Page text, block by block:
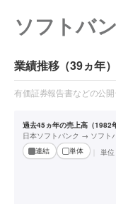
ソフトバ
業績推移（39ヵ年
有価証券報告書などの公
過去45ヵ年の売上高（1982
日本ソフトバンク → ソフト
連結
単体 単位